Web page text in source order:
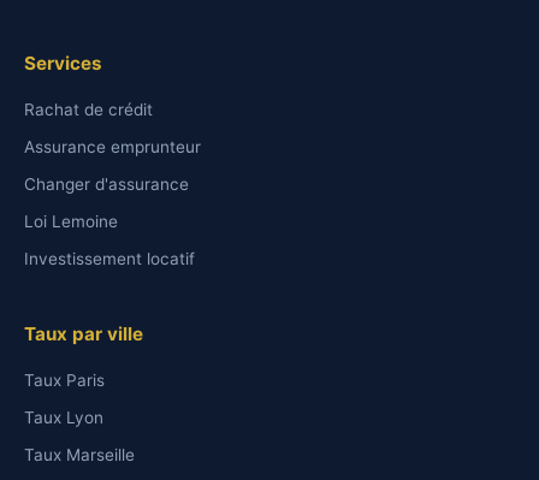
Services
Rachat de crédit
Assurance emprunteur
Changer d'assurance
Loi Lemoine
Investissement locatif
Taux par ville
Taux Paris
Taux Lyon
Taux Marseille